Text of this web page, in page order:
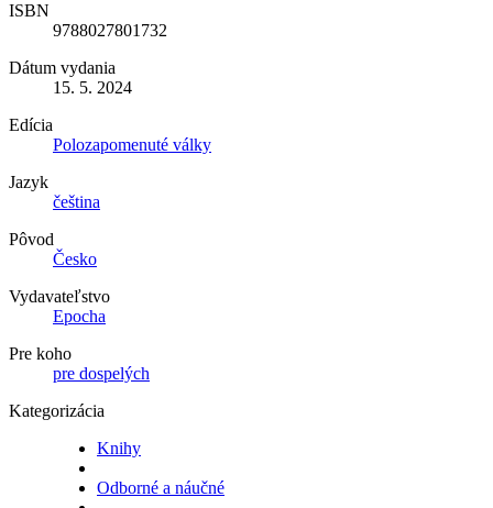
ISBN
9788027801732
Dátum vydania
15. 5. 2024
Edícia
Polozapomenuté války
Jazyk
čeština
Pôvod
Česko
Vydavateľstvo
Epocha
Pre koho
pre dospelých
Kategorizácia
Knihy
Odborné a náučné